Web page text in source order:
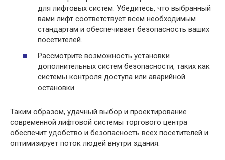
для лифтовых систем. Убедитесь, что выбранный
вами лифт соответствует всем необходимым
стандартам и обеспечивает безопасность ваших
посетителей.
Рассмотрите возможность установки
дополнительных систем безопасности, таких как
системы контроля доступа или аварийной
остановки.
Таким образом, удачный выбор и проектирование
современной лифтовой системы торгового центра
обеспечит удобство и безопасность всех посетителей и
оптимизирует поток людей внутри здания.